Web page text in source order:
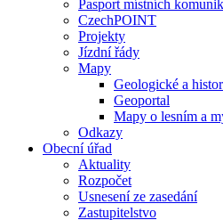
Pasport místních
CzechPOINT
Projekty
Jízdní řády
Mapy
Geologické a
Geoportal
Mapy o lesním a
Odkazy
Obecní úřad
Aktuality
Rozpočet
Usnesení ze zasedání
Zastupitelstvo